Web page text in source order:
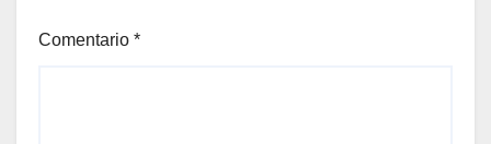
Comentario *